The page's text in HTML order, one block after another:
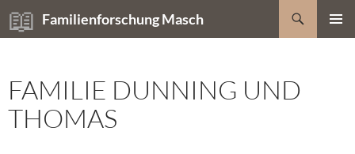
Zum
Inhalt
Familienforschung Masch
Suchen
FAMILIE DUNNING UND
THOMAS